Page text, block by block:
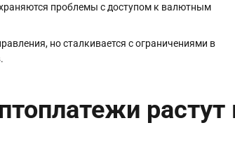
проблемы с доступом к валютным
но сталкивается с ограничениями в
растут